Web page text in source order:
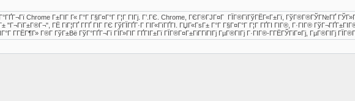
Chrome Г±ГІГ Г« Г°Г Г§Г¤Г°Г Г¦Г ГІГј. Г’.ГЄ. Chrome, ГЄГ®ГЈГ¤Г ГЇГ®ГїГўГЁГ«Г±Гї, ГўГ®Г®ГЎГ№ГҐ
ГЁ ГіГ¦ГҐ Г­ГҐ ГІГ ГЄ ГўГЇГҐГ·Г ГІГ«ГїГҐГІ. ГЏГ«ГѕГ± Г°Г Г§Г¤Г°Г Г¦Г ГҐГІ ГІГ®, Г·ГІГ®
Г­ГЁГ¶Г» Г®Г­ ГўГ±Вё ГўГ°ГҐГ¬Гї ГЇГ»ГІГ ГҐГІГ±Гї ГЇГ®Г¤Г±ГіГ­ГіГІГј ГµГ®ГІГј Г·ГІГ®-Г­ГЁГЎГіГ¤Гј, ГµГ®ГІГј